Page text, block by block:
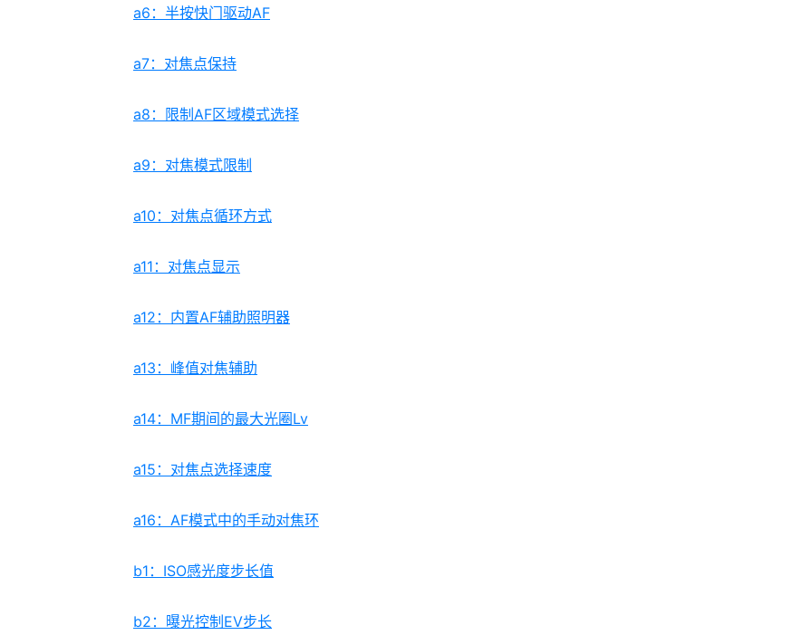
a6：半按快门驱动AF
a7：对焦点保持
a8：限制AF区域模式选择
a9：对焦模式限制
a10：对焦点循环方式
a11：对焦点显示
a12：内置AF辅助照明器
a13：峰值对焦辅助
a14：MF期间的最大光圈Lv
a15：对焦点选择速度
a16：AF模式中的手动对焦环
b1：ISO感光度步长值
b2：曝光控制EV步长